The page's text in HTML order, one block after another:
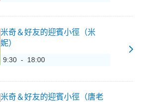
米奇＆好友的迎賓小徑（米
妮）
9:30 - 18:00
米奇＆好友的迎賓小徑（唐老